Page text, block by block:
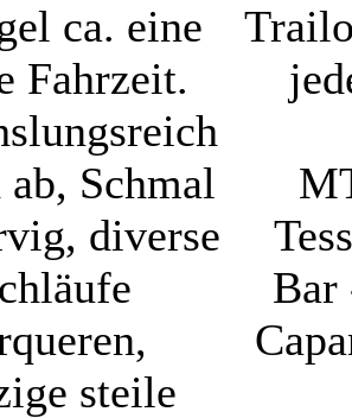
ca. eine
Fahrzeit.
Schmal
diverse
steile
Bar